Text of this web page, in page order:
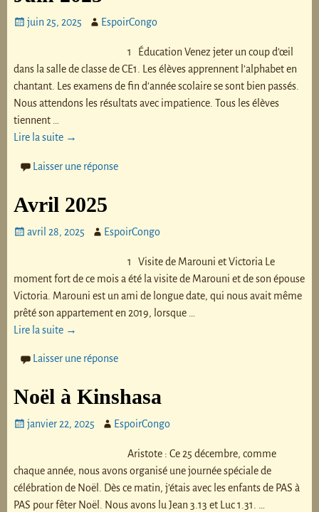
juin 25, 2025 EspoirCongo
1 Éducation Venez jeter un coup d’œil
dans la salle de classe de CE1. Les élèves apprennent l’alphabet en
chantant. Les examens de fin d’année scolaire se sont bien passés.
Nous attendons les résultats avec impatience. Tous les élèves
tiennent
Lire la suite →
Laisser une réponse
Avril 2025
avril 28, 2025 EspoirCongo
1 Visite de Marouni et Victoria Le
moment fort de ce mois a été la visite de Marouni et de son épouse
Victoria. Marouni est un ami de longue date, qui nous avait même
prêté son appartement en 2019, lorsque
Lire la suite →
Laisser une réponse
Noël à Kinshasa
janvier 22, 2025 EspoirCongo
Aristote : Ce 25 décembre, comme
chaque année, nous avons organisé une journée spéciale de
célébration de Noël. Dès ce matin, j’étais avec les enfants de PAS à
PAS pour fêter Noël. Nous avons lu Jean 3.13 et Luc 1.31.